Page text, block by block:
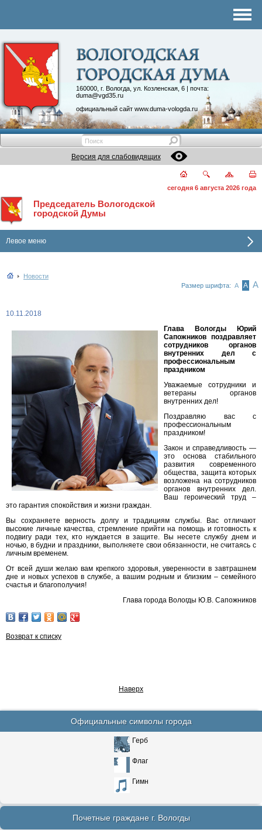
160000, г. Вологда, ул. Козленская, 6 | почта:
duma@vgd35.ru
официальный сайт www.duma-vologda.ru
Контакты
Депутатские объединения
Версия для слабовидящих
сегодня 6 августа 2026 года
Председатель Вологодской
городской Думы
Левое меню
Новости
Размер шрифта: А А А
10.11.2018
Глава Вологды Юрий
Сапожников поздравляет
сотрудников органов
внутренних дел с
профессиональным
праздником
Уважаемые сотрудники и
ветераны органов
внутренних дел!
Поздравляю вас с
профессиональным
праздником!
Закон и справедливость —
это основа стабильного
развития современного
общества, защита которых
возложена на сотрудников
органов внутренних дел.
Ваш героический труд –
это гарантия спокойствия и жизни граждан.
Вы сохраняете верность долгу и традициям службы. Вас отличают
высокие личные качества, стремление прийти на помощь и готовность к
подвигу ради тех, кто нуждается в защите. Вы несете службу днем и
ночью, в будни и праздники, выполняете свои обязанности, не считаясь с
личным временем.
От всей души желаю вам крепкого здоровья, уверенности в завтрашнем
дне и новых успехов в службе, а вашим родным и близким – семейного
счастья и благополучия!
Глава города Вологды Ю.В. Сапожников
Возврат к списку
Наверх
Официальные символы города
Герб
Флаг
Гимн
Почетные граждане г. Вологды